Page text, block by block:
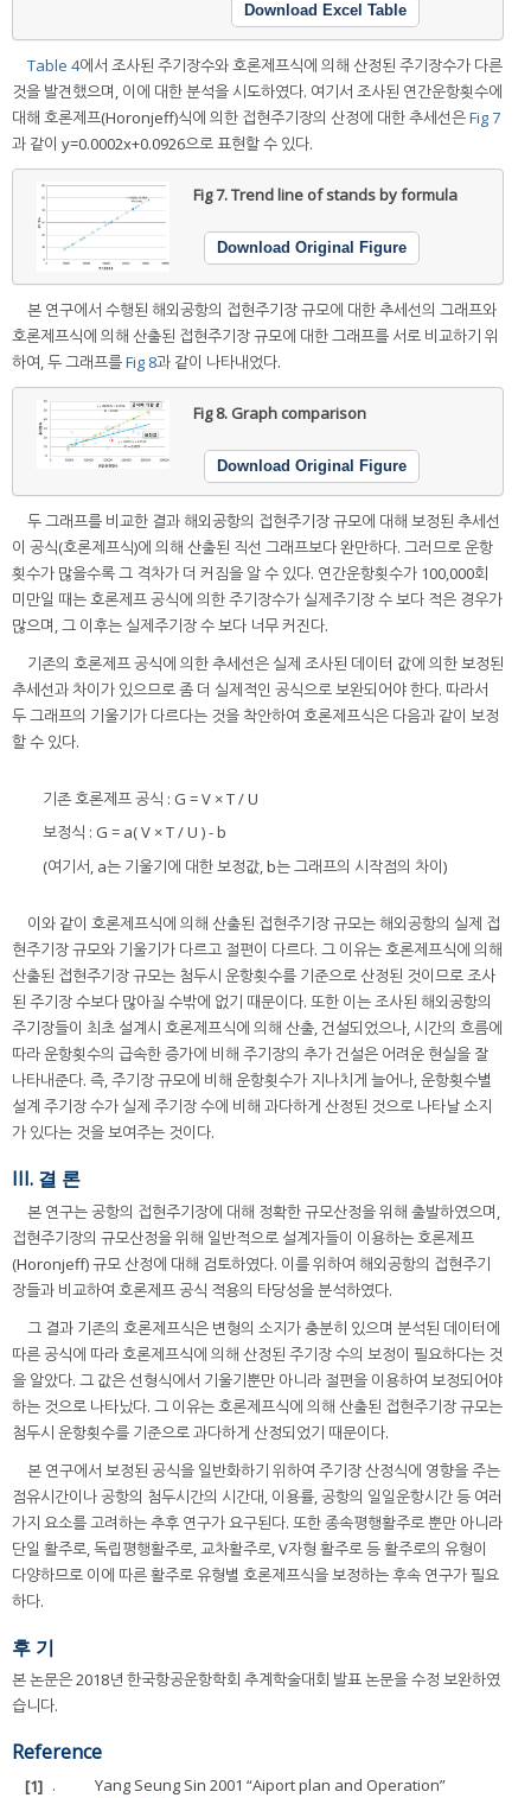
Download Excel Table
Table 4에서 조사된 주기장수와 호론제프식에 의해 산정된 주기장수가 다른
것을 발견했으며, 이에 대한 분석을 시도하였다. 여기서 조사된 연간운항횟수에
대해 호론제프(Horonjeff)식에 의한 접현주기장의 산정에 대한 추세선은Fig 7
과 같이 y=0.0002x+0.0926으로 표현할 수 있다.
Fig 7.Trend line of stands by formula
Download Original Figure
본 연구에서 수행된 해외공항의 접현주기장 규모에 대한 추세선의 그래프와
호론제프식에 의해 산출된 접현주기장 규모에 대한 그래프를 서로 비교하기 위
하여, 두 그래프를Fig 8과 같이 나타내었다.
Fig 8. Graph comparison
Download Original Figure
두 그래프를 비교한 결과 해외공항의 접현주기장 규모에 대해 보정된 추세선
이 공식(호론제프식)에 의해 산출된 직선 그래프보다 완만하다. 그러므로 운항
횟수가 많을수록 그 격차가 더 커짐을 알 수 있다. 연간운항횟수가 100,000회
미만일 때는 호론제프 공식에 의한 주기장수가 실제주기장 수 보다 적은 경우가
많으며, 그 이후는 실제주기장 수 보다 너무 커진다.
기존의 호론제프 공식에 의한 추세선은 실제 조사된 데이터 값에 의한 보정된
추세선과 차이가 있으므로 좀 더 실제적인 공식으로 보완되어야 한다. 따라서
두 그래프의 기울기가 다르다는 것을 착안하여 호론제프식은 다음과 같이 보정
할 수 있다.
기존 호론제프 공식 : G = V × T / U
보정식 : G = a( V × T / U ) - b
(여기서, a는 기울기에 대한 보정값, b는 그래프의 시작점의 차이)
이와 같이 호론제프식에 의해 산출된 접현주기장 규모는 해외공항의 실제 접
현주기장 규모와 기울기가 다르고 절편이 다르다. 그 이유는 호론제프식에 의해
산출된 접현주기장 규모는 첨두시 운항횟수를 기준으로 산정된 것이므로 조사
된 주기장 수보다 많아질 수밖에 없기 때문이다. 또한 이는 조사된 해외공항의
주기장들이 최초 설계시 호론제프식에 의해 산출, 건설되었으나, 시간의 흐름에
따라 운항횟수의 급속한 증가에 비해 주기장의 추가 건설은 어려운 현실을 잘
나타내준다. 즉, 주기장 규모에 비해 운항횟수가 지나치게 늘어나, 운항횟수별
설계 주기장 수가 실제 주기장 수에 비해 과다하게 산정된 것으로 나타날 소지
가 있다는 것을 보여주는 것이다.
III. 결 론
본 연구는 공항의 접현주기장에 대해 정확한 규모산정을 위해 출발하였으며,
접현주기장의 규모산정을 위해 일반적으로 설계자들이 이용하는 호론제프
(Horonjeff) 규모 산정에 대해 검토하였다. 이를 위하여 해외공항의 접현주기
장들과 비교하여 호론제프 공식 적용의 타당성을 분석하였다.
그 결과 기존의 호론제프식은 변형의 소지가 충분히 있으며 분석된 데이터에
따른 공식에 따라 호론제프식에 의해 산정된 주기장 수의 보정이 필요하다는 것
을 알았다. 그 값은 선형식에서 기울기뿐만 아니라 절편을 이용하여 보정되어야
하는 것으로 나타났다. 그 이유는 호론제프식에 의해 산출된 접현주기장 규모는
첨두시 운항횟수를 기준으로 과다하게 산정되었기 때문이다.
본 연구에서 보정된 공식을 일반화하기 위하여 주기장 산정식에 영향을 주는
점유시간이나 공항의 첨두시간의 시간대, 이용률, 공항의 일일운항시간 등 여러
가지 요소를 고려하는 추후 연구가 요구된다. 또한 종속평행활주로 뿐만 아니라
단일 활주로, 독립평행활주로, 교차활주로, V자형 활주로 등 활주로의 유형이
다양하므로 이에 따른 활주로 유형별 호론제프식을 보정하는 후속 연구가 필요
하다.
후 기
본 논문은 2018년 한국항공운항학회 추계학술대회 발표 논문을 수정 보완하였
습니다.
Reference
[1] . Yang Seung Sin 2001 “Aiport plan and Operation”